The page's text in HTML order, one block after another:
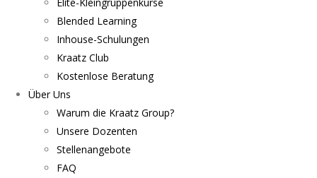
Blended Learning
Inhouse-Schulungen
Kraatz Club
Kostenlose Beratung
Über Uns
Warum die Kraatz Group?
Unsere Dozenten
Stellenangebote
FAQ